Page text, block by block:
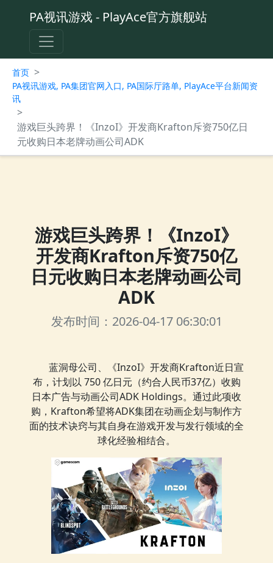
PA视讯游戏 - PlayAce官方旗舰站
首页 >
PA视讯游戏, PA集团官网入口, PA国际厅路单, PlayAce平台新闻资
讯
>
游戏巨头跨界！《InzoI》开发商Krafton斥资750亿日
元收购日本老牌动画公司ADK
游戏巨头跨界！《InzoI》
开发商Krafton斥资750亿
日元收购日本老牌动画公司
ADK
发布时间：2026-04-17 06:30:01
蓝洞母公司、《InzoI》开发商Krafton近日宣
布，计划以 750 亿日元（约合人民币37亿）收购
日本广告与动画公司ADK Holdings。通过此项收
购，Krafton希望将ADK集团在动画企划与制作方
面的技术诀窍与其自身在游戏开发与发行领域的全
球化经验相结合。